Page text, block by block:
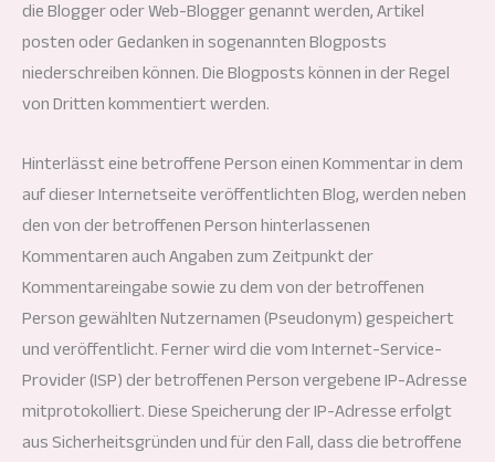
die Blogger oder Web-Blogger genannt werden, Artikel
posten oder Gedanken in sogenannten Blogposts
niederschreiben können. Die Blogposts können in der Regel
von Dritten kommentiert werden.
Hinterlässt eine betroffene Person einen Kommentar in dem
auf dieser Internetseite veröffentlichten Blog, werden neben
den von der betroffenen Person hinterlassenen
Kommentaren auch Angaben zum Zeitpunkt der
Kommentareingabe sowie zu dem von der betroffenen
Person gewählten Nutzernamen (Pseudonym) gespeichert
und veröffentlicht. Ferner wird die vom Internet-Service-
Provider (ISP) der betroffenen Person vergebene IP-Adresse
mitprotokolliert. Diese Speicherung der IP-Adresse erfolgt
aus Sicherheitsgründen und für den Fall, dass die betroffene